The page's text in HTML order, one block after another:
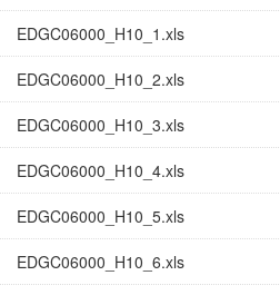
EDGC06000_H10_1.xls
EDGC06000_H10_2.xls
EDGC06000_H10_3.xls
EDGC06000_H10_4.xls
EDGC06000_H10_5.xls
EDGC06000_H10_6.xls